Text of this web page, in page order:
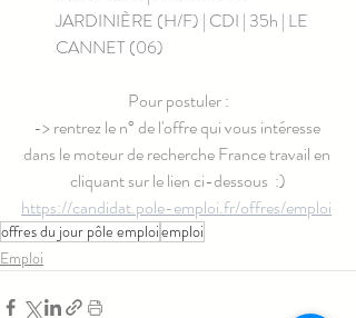
JARDINIÈRE (H/F) | CDI | 35h | LE
CANNET (06)
Pour postuler :
-> rentrez le n° de l'offre qui vous intéresse
dans le moteur de recherche France travail en
cliquant sur le lien ci-dessous  :)
https://candidat.pole-emploi.fr/offres/emploi
offres du jour pôle emploiemploi
Emploi